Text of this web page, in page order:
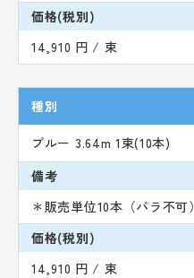
価格(税別)
14,910 円 / 束
種別
ブルー 3.64m 1束(10本)
備考
＊販売単位10本（バラ不可）
価格(税別)
14,910 円 / 束